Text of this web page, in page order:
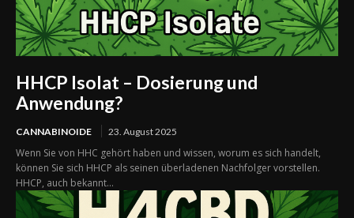
HHCP Isolat – Dosierung und
Anwendung?
CANNABINOIDE 23. August 2025
Wenn Sie von HHC gehört haben und wissen, worum es sich handelt,
können Sie sich HHCP als seinen überladenen Nachfolger vorstellen.
HHCP, auch bekannt...